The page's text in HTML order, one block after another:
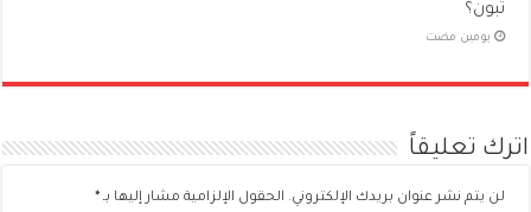
تبون؟
‏يومين مضت
اترك تعليقاً
لن يتم نشر عنوان بريدك الإلكتروني. الحقول الإلزامية مشار إليها بـ*